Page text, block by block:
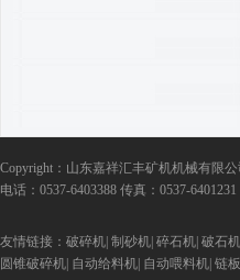
Copyright：山东嘉祥汇丰矿机机械有限
电话：0537-6403388 传真：0537-
友情链接：破碎机| 制砂机| 碎石机| 破石
圆锥破碎机| 自动给料机| 自动喂料机| 链